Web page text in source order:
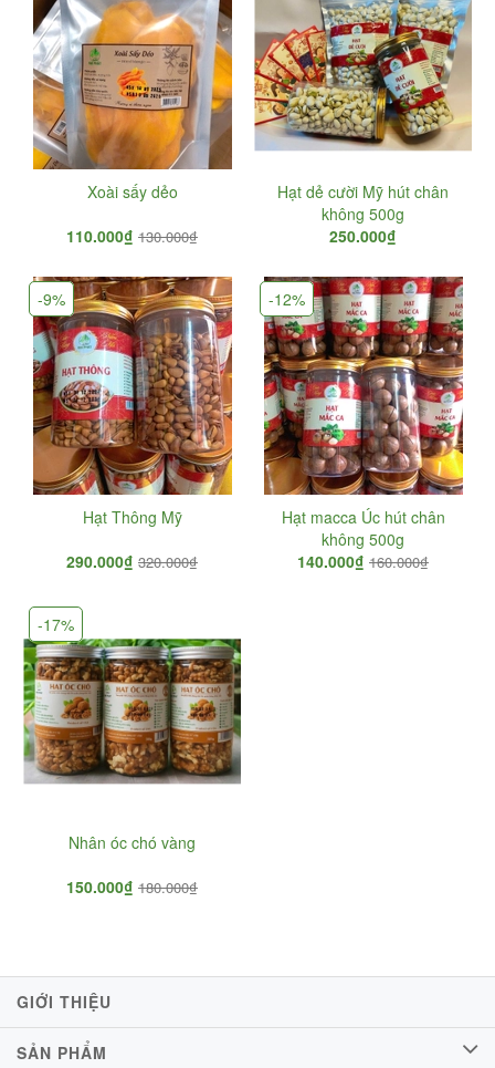
Xoài sấy dẻo
110.000₫ 130.000₫
Hạt dẻ cười Mỹ hút chân
không 500g
250.000₫
Hạt Thông Mỹ
290.000₫ 320.000₫
-9%
Hạt macca Úc hút chân
không 500g
140.000₫ 160.000₫
-12%
Nhân óc chó vàng
150.000₫ 180.000₫
-17%
GIỚI THIỆU
SẢN PHẨM